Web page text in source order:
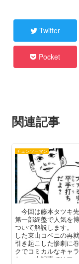
Twitter
Pocket
関連記事
チェンソーマン
今回は藤本タツキ
第一部終盤で人気を
ついて解説します。
した東山コベニの再
引き起こした惨劇に
クでコミカルなキャ
た。 本記事ではファ